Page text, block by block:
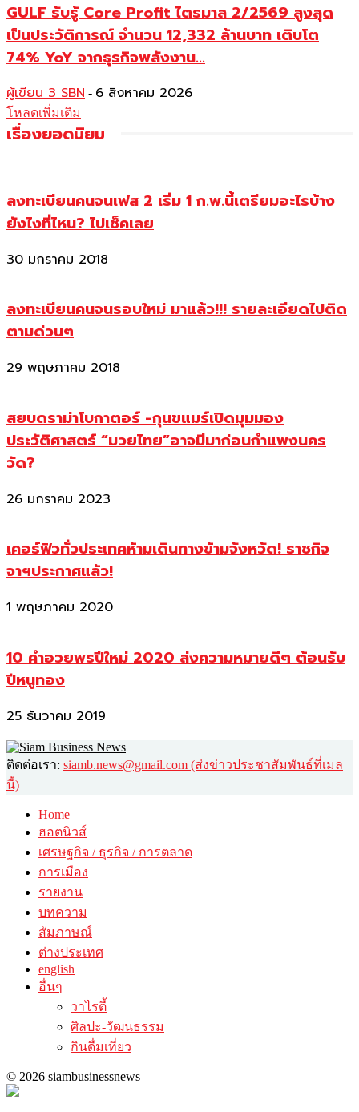
GULF รับรู้ Core Profit ไตรมาส 2/2569 สูงสุด
เป็นประวัติการณ์ จำนวน 12,332 ล้านบาท เติบโต
74% YoY จากธุรกิจพลังงาน...
ผู้เขียน 3 SBN - 6 สิงหาคม 2026
โหลดเพิ่มเติม
เรื่องยอดนิยม
ลงทะเบียนคนจนเฟส 2 เริ่ม 1 ก.พ.นี้เตรียมอะไรบ้าง
ยังไงที่ไหน? ไปเช็คเลย
30 มกราคม 2018
ลงทะเบียนคนจนรอบใหม่ มาแล้ว!!! รายละเอียดไปติด
ตามด่วนๆ
29 พฤษภาคม 2018
สยบดราม่าโบกาตอร์ -กุนขแมร์เปิดมุมมอง
ประวัติศาสตร์ “มวยไทย”อาจมีมาก่อนกำแพงนคร
วัด?
26 มกราคม 2023
เคอร์ฟิวทั่วประเทศห้ามเดินทางข้ามจังหวัด! ราชกิจ
จาฯประกาศแล้ว!
1 พฤษภาคม 2020
10 คำอวยพรปีใหม่ 2020 ส่งความหมายดีๆ ต้อนรับ
ปีหนูทอง
25 ธันวาคม 2019
ติดต่อเรา: siamb.news@gmail.com (ส่งข่าวประชาสัมพันธ์ที่เมล
นี้)
Home
ฮอตนิวส์
เศรษฐกิจ / ธุรกิจ / การตลาด
การเมือง
รายงาน
บทความ
สัมภาษณ์
ต่างประเทศ
english
อื่นๆ
วาไรตี้
ศิลปะ-วัฒนธรรม
กินดื่มเที่ยว
© 2026 siambusinessnews